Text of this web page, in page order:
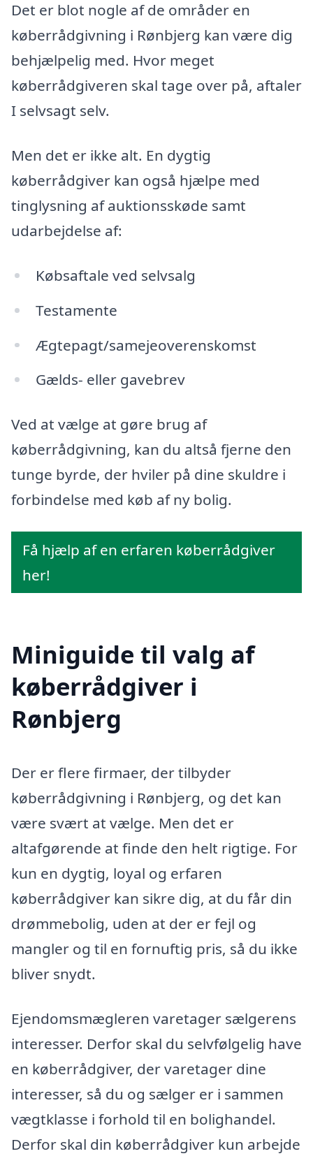
Det er blot nogle af de områder en
køberrådgivning i Rønbjerg kan være dig
behjælpelig med. Hvor meget
køberrådgiveren skal tage over på, aftaler
I selvsagt selv.
Men det er ikke alt. En dygtig
køberrådgiver kan også hjælpe med
tinglysning af auktionsskøde samt
udarbejdelse af:
Købsaftale ved selvsalg
Testamente
Ægtepagt/samejeoverenskomst
Gælds- eller gavebrev
Ved at vælge at gøre brug af
køberrådgivning, kan du altså fjerne den
tunge byrde, der hviler på dine skuldre i
forbindelse med køb af ny bolig.
Få hjælp af en erfaren køberrådgiver
her!
Miniguide til valg af
køberrådgiver i
Rønbjerg
Der er flere firmaer, der tilbyder
køberrådgivning i Rønbjerg, og det kan
være svært at vælge. Men det er
altafgørende at finde den helt rigtige. For
kun en dygtig, loyal og erfaren
køberrådgiver kan sikre dig, at du får din
drømmebolig, uden at der er fejl og
mangler og til en fornuftig pris, så du ikke
bliver snydt.
Ejendomsmægleren varetager sælgerens
interesser. Derfor skal du selvfølgelig have
en køberrådgiver, der varetager dine
interesser, så du og sælger er i sammen
vægtklasse i forhold til en bolighandel.
Derfor skal din køberrådgiver kun arbejde